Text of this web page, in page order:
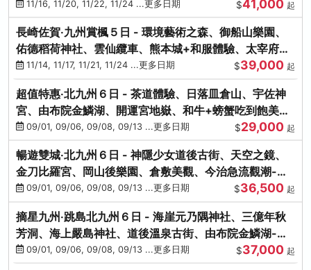
豚+和牛饗宴
11/16, 11/20, 11/22, 11/24 ...更多日期 $41,000 起
長崎佐賀‧九州賞楓５日 - 環境藝術之森、御船山樂園、
佑德稻荷神社、雲仙纜車、熊本城+和服體驗、太宰府天
滿宮、光明禪寺
11/14, 11/17, 11/21, 11/24 ...更多日期 $39,000 起
超值特惠‧北九州６日 - 茶道體驗、日落皿倉山、宇佐神
宮、由布院金鱗湖、開運宮地嶽、和牛+螃蟹吃到飽美
饌-台中出發
09/01, 09/06, 09/08, 09/13 ...更多日期 $29,000 起
暢遊雙城‧北九州６日 - 神隱少女道後古街、天空之鏡、
金刀比羅宮、岡山後樂園、倉敷美觀、今治急流觀潮-台
中出發
09/01, 09/06, 09/08, 09/13 ...更多日期 $36,500 起
摘星九州‧跳島北九州６日 - 海崖元乃隅神社、三億年秋
芳洞、海上嚴島神社、道後溫泉古街、由布院金鱗湖-台
中出發
09/01, 09/06, 09/08, 09/13 ...更多日期 $37,000 起